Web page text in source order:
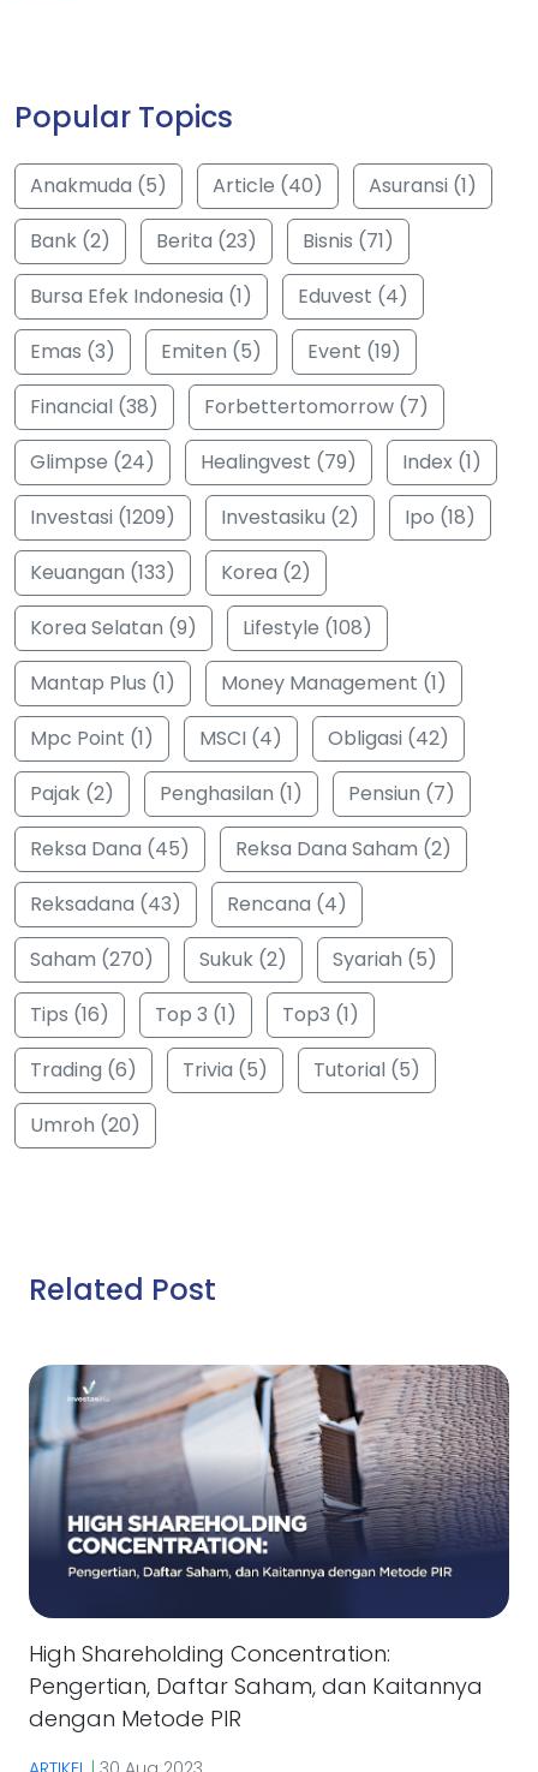
Popular Topics
Anakmuda (5) Article (40)
Asuransi (1)
Bank (2)
Berita (23)
Bisnis (71)
Bursa Efek Indonesia (1)
Eduvest (4)
Emas (3)
Emiten (5)
Event (19)
Financial (38)
Forbettertomorrow (7)
Glimpse (24)
Healingvest (79)
Index (1)
Investasi (1209)
Investasiku (2)
Ipo (18)
Keuangan (133)
Korea (2)
Korea Selatan (9)
Lifestyle (108)
Mantap Plus (1)
Money Management (1)
Mpc Point (1)
MSCI (4)
Obligasi (42)
Pajak (2)
Penghasilan (1)
Pensiun (7)
Reksa Dana (45)
Reksa Dana Saham (2)
Reksadana (43)
Rencana (4)
Saham (270)
Sukuk (2)
Syariah (5)
Tips (16)
Top 3 (1)
Top3 (1)
Trading (6)
Trivia (5)
Tutorial (5)
Umroh (20)
Related Post
High Shareholding Concentration:
Pengertian, Daftar Saham, dan Kaitannya
dengan Metode PIR